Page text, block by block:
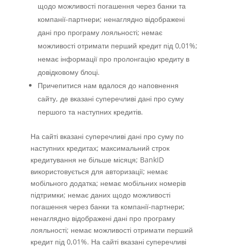
щодо можливості погашення через банки та
компанії-партнери; ненаглядно відображені
дані про програму лояльності; немає
можливості отримати перший кредит під 0,01%;
немає інформації про пролонгацію кредиту в
довідковому блоці.
Причепитися нам вдалося до наповнення
сайту, де вказані суперечливі дані про суму
першого та наступних кредитів.
На сайті вказані суперечливі дані про суму по
наступних кредитах; максимальний строк
кредитування не більше місяця; BankID
використовується для авторизації; немає
мобільного додатка; немає мобільних номерів
підтримки; немає даних щодо можливості
погашення через банки та компанії-партнери;
ненаглядно відображені дані про програму
лояльності; немає можливості отримати перший
кредит під 0,01%. На сайті вказані суперечливі